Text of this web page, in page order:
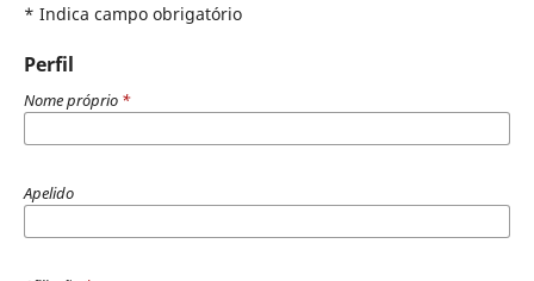
* Indica campo obrigatório
Perfil
Nome próprio *
Apelido